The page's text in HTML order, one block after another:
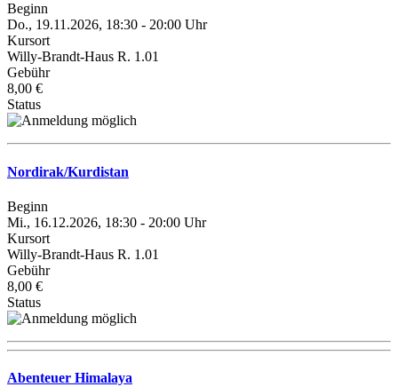
Beginn
Do., 19.11.2026, 18:30 - 20:00 Uhr
Kursort
Willy-Brandt-Haus R. 1.01
Gebühr
8,00 €
Status
Nordirak/Kurdistan
Beginn
Mi., 16.12.2026, 18:30 - 20:00 Uhr
Kursort
Willy-Brandt-Haus R. 1.01
Gebühr
8,00 €
Status
Abenteuer Himalaya